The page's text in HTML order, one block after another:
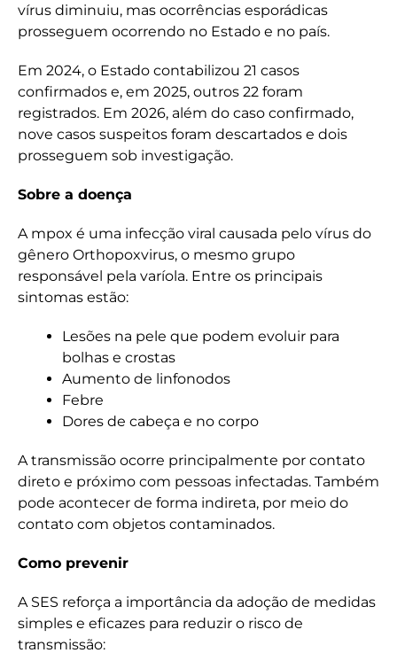
vírus diminuiu, mas ocorrências esporádicas
prosseguem ocorrendo no Estado e no país.
Em 2024, o Estado contabilizou 21 casos
confirmados e, em 2025, outros 22 foram
registrados. Em 2026, além do caso confirmado,
nove casos suspeitos foram descartados e dois
prosseguem sob investigação.
Sobre a doença
A mpox é uma infecção viral causada pelo vírus do
gênero Orthopoxvirus, o mesmo grupo
responsável pela varíola. Entre os principais
sintomas estão:
Lesões na pele que podem evoluir para
bolhas e crostas
Aumento de linfonodos
Febre
Dores de cabeça e no corpo
A transmissão ocorre principalmente por contato
direto e próximo com pessoas infectadas. Também
pode acontecer de forma indireta, por meio do
contato com objetos contaminados.
Como prevenir
A SES reforça a importância da adoção de medidas
simples e eficazes para reduzir o risco de
transmissão: